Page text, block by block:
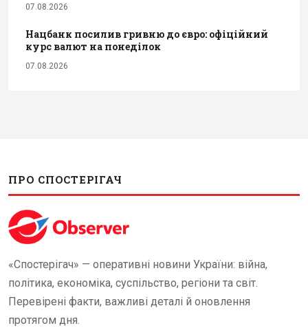
07.08.2026
Нацбанк посилив гривню до євро: офіційний
курс валют на понеділок
07.08.2026
ПРО СПОСТЕРІГАЧ
«Спостерігач» — оперативні новини України: війна,
політика, економіка, суспільство, регіони та світ.
Перевірені факти, важливі деталі й оновлення
протягом дня.